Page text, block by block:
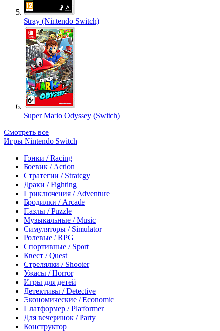
Stray (Nintendo Switch)
Super Mario Odyssey (Switch)
Смотреть все
Игры Nintendo Switch
Гонки / Racing
Боевик / Action
Стратегии / Strategy
Драки / Fighting
Приключения / Adventure
Бродилки / Arcade
Пазлы / Puzzle
Музыкальные / Music
Симуляторы / Simulator
Ролевые / RPG
Спортивные / Sport
Квест / Quest
Стрелялки / Shooter
Ужасы / Horror
Игры для детей
Детективы / Detective
Экономические / Economic
Платформер / Platformer
Для вечеринок / Party
Конструктор